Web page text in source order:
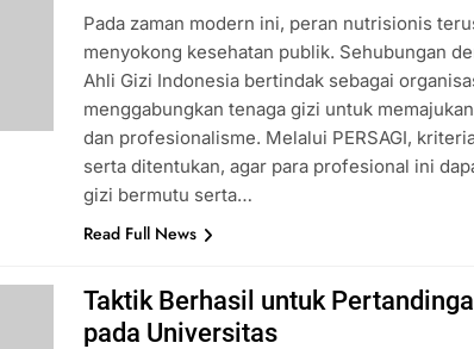
Pada zaman modern ini, peran nutrisionis
menyokong kesehatan publik. Sehubungan
Ahli Gizi Indonesia bertindak sebagai
menggabungkan tenaga gizi untuk
dan profesionalisme. Melalui PERSAGI,
serta ditentukan, agar para profesional ini
gizi bermutu serta…
Read Full News
Taktik Berhasil untuk
pada Universitas